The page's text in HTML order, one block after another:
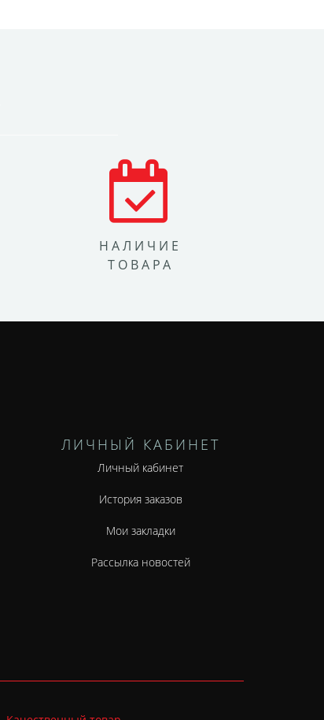
НАЛИЧИЕ
ТОВАРА
ЛИЧНЫЙ КАБИНЕТ
Личный кабинет
История заказов
Мои закладки
Рассылка новостей